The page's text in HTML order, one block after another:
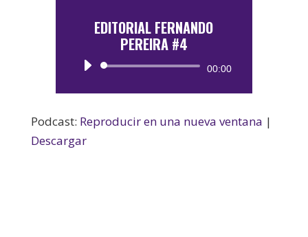
EDITORIAL FERNANDO
PEREIRA #4
Reproductor
00:00
Podcast: Reproducir en una nueva ventana |
Descargar